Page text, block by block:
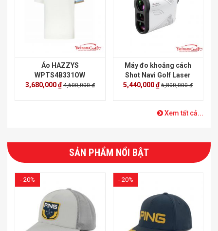
Áo HAZZYS
WPTS4B331OW
3,680,000 ₫4,600,000 ₫
Máy đo khoảng cách
Shot Navi Golf Laser
Sniper X1 Fit2
5,440,000 ₫6,800,000 ₫
Xem tất cả...
SẢN PHẨM NỔI BẬT
- 20% - 20%